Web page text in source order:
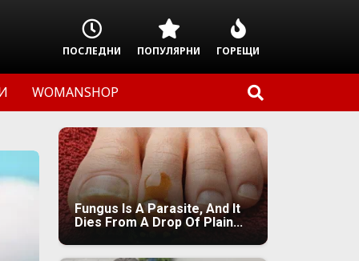
ПОСЛЕДНИ ПОПУЛЯРНИ ГОРЕЩИ
WOMANSHOP
Fungus Is A Parasite, And It
Dies From A Drop Of Plain...